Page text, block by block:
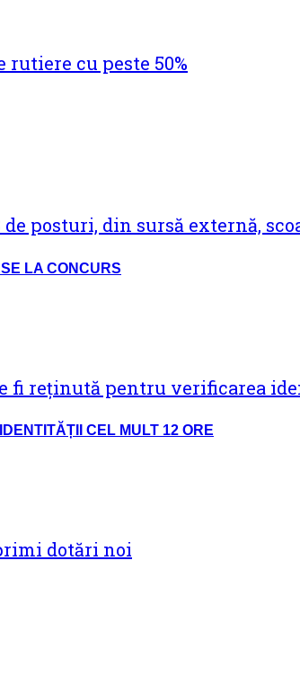
LA CONCURS
CEL MULT 12 ORE